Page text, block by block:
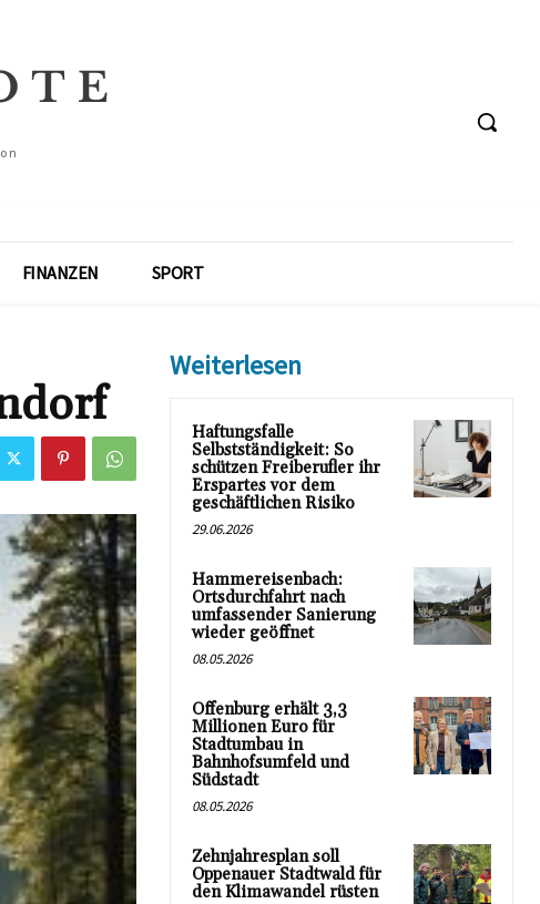
FINANZEN SPORT
Weiterlesen
Haftungsfalle
Selbstständigkeit: So
schützen Freiberufler ihr
Erspartes vor dem
geschäftlichen Risiko
29.06.2026
Hammereisenbach:
Ortsdurchfahrt nach
umfassender Sanierung
wieder geöffnet
08.05.2026
Offenburg erhält 3,3
Millionen Euro für
Stadtumbau in
Bahnhofsumfeld und
Südstadt
08.05.2026
Zehnjahresplan soll
Oppenauer Stadtwald für
den Klimawandel rüsten